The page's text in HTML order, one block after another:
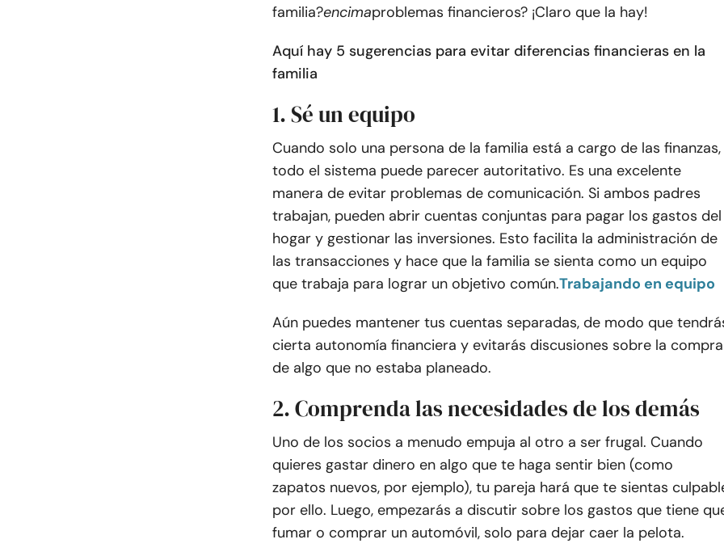
familia?encimaproblemas financieros? ¡Claro que la hay!
Aquí hay 5 sugerencias para evitar diferencias financieras en la
familia
1. Sé un equipo
Cuando solo una persona de la familia está a cargo de las finanzas,
todo el sistema puede parecer autoritativo. Es una excelente
manera de evitar problemas de comunicación. Si ambos padres
trabajan, pueden abrir cuentas conjuntas para pagar los gastos del
hogar y gestionar las inversiones. Esto facilita la administración de
las transacciones y hace que la familia se sienta como un equipo
que trabaja para lograr un objetivo común.Trabajando en equipo
Aún puedes mantener tus cuentas separadas, de modo que
cierta autonomía financiera y evitarás discusiones sobre la compra
de algo que no estaba planeado.
2. Comprenda las necesidades de los demás
Uno de los socios a menudo empuja al otro a ser frugal. Cuando
quieres gastar dinero en algo que te haga sentir bien (como
zapatos nuevos, por ejemplo), tu pareja hará que te sientas
por ello. Luego, empezarás a discutir sobre los gastos que tiene
fumar o comprar un automóvil, solo para dejar caer la pelota.